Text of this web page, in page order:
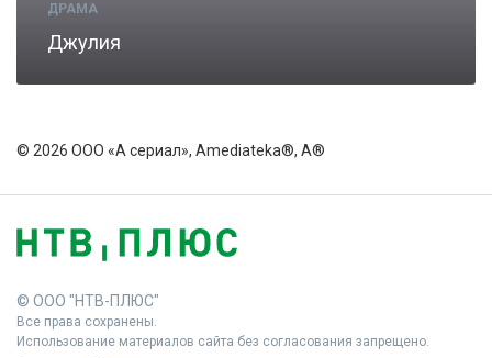
ДРАМА
Джулия
© 2026 ООО «А сериал», Amediateka®, A®
© ООО "НТВ-ПЛЮС"
Все права сохранены.
Использование материалов сайта без согласования запрещено.